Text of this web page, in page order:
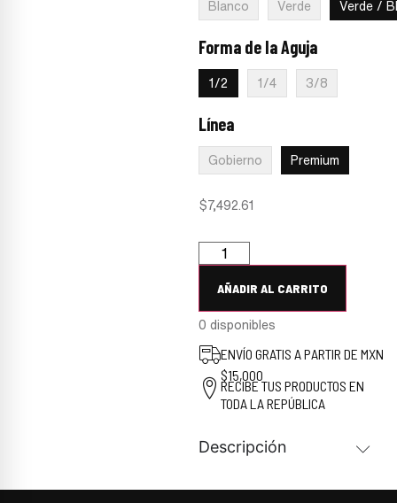
Blanco Verde Verde /
Forma de la Aguja
1/2 1/4 3/8
Línea
Gobierno Premium
$7,492.61
AÑADIR AL CARRITO
0 disponibles
ENVÍO GRATIS A PARTIR DE MXN
$15,000
RECIBE TUS PRODUCTOS EN
TODA LA REPÚBLICA
Descripción